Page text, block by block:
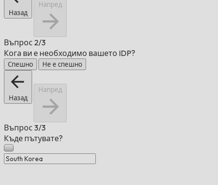
Назад
Напред
Въпрос 2/3
Кога ви е необходимо вашето IDP?
Спешно Не е спешно
Назад
Напред
Въпрос 3/3
Къде пътувате?